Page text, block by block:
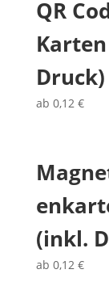
QR
Druck)
ab 0,12 €
(inkl.
ab 0,12 €